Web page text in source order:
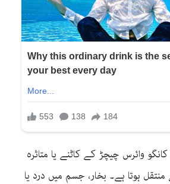
وائرس چیچڑ کے کاٹنے یا متاثرہ
ہوتا ہے۔ بخار، جسم میں درد یا